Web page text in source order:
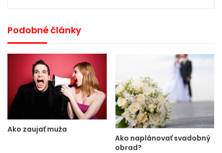
Podobné články
Ako zaujať muža
Ako naplánovať svadobný
obrad?